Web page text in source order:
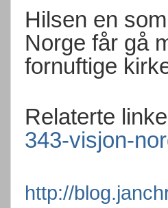
Hilsen en
Norge får gå
fornuftige
Relaterte
343-visjon-
http://